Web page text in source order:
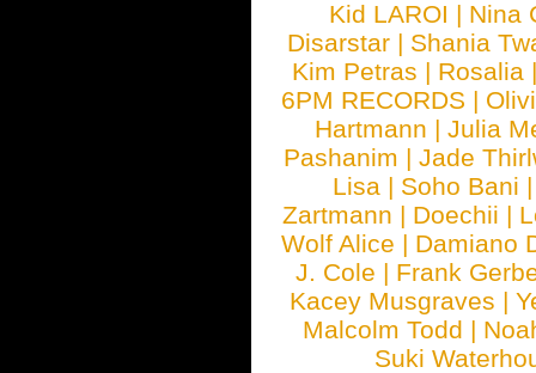
Kid LAROI | Nina
Disarstar | Shania
Kim Petras | Rosalia
6PM RECORDS |
Hartmann |Julia
Pashanim |Jade
Lisa | Soho Bani
Zartmann | Doechii |
Wolf Alice | Damiano
J. Cole | Frank
Kacey Musgraves |
Malcolm Todd |
Suki